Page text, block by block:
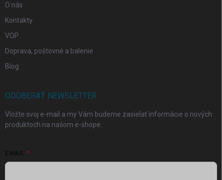
O nás
Kontakty
VOP
Doprava, poštovné a balenie
Blog
ODOBERAŤ NEWSLETTER
Vložte svoj e-mail a my Vám budeme zasielať informácie o nových
produktoch na našom e-shope.